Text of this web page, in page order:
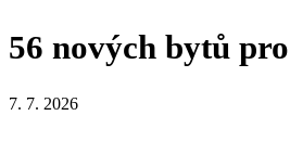
56 nových bytů
7. 7. 2026